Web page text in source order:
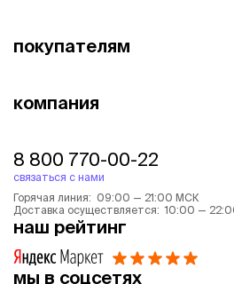
покупателям
компания
8 800 770-00-22
связаться с нами
Горячая линия: 09:00 — 21:00 МСК
Доставка осуществляется: 10:00 —
наш рейтинг
мы в соцсетях